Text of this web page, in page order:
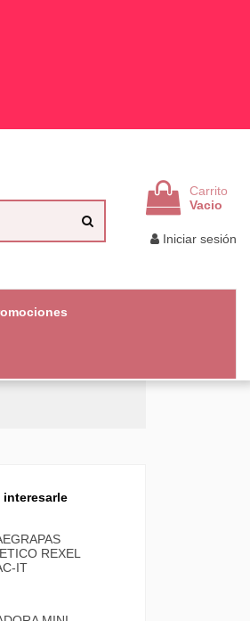
Carrito
Vacio
Iniciar sesión
interesarle
REXEL
IT